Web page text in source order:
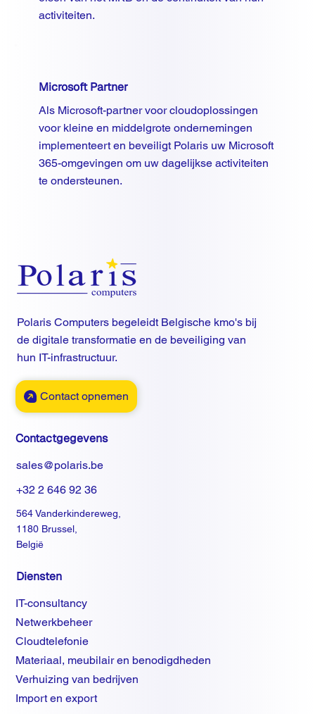
activiteiten.
Microsoft Partner
Als Microsoft-partner voor cloudoplossingen
voor kleine en middelgrote ondernemingen
implementeert en beveiligt Polaris uw Microsoft
365-omgevingen om uw dagelijkse activiteiten
te ondersteunen.
Polaris Computers begeleidt Belgische kmo's bij
de digitale transformatie en de beveiliging van
hun IT-infrastructuur.
Contact opnemen
Contactgegevens
sales@polaris.be
+32 2 646 92 36
564 Vanderkindereweg,
1180 Brussel,
België
Diensten
IT-consultancy
Netwerkbeheer
Cloudtelefonie
Materiaal, meubilair en benodigdheden
Verhuizing van bedrijven
Import en export